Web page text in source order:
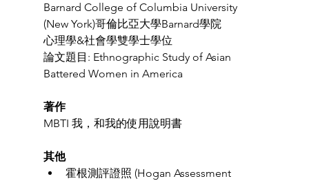
Barnard College of Columbia University
(New York)哥倫比亞大學Barnard學院
心理學&社會學雙學士學位
論文題目: Ethnographic Study of Asian
Battered Women in America
著作
MBTI 我，和我的使用說明書
其他
霍根測評證照 (Hogan Assessment